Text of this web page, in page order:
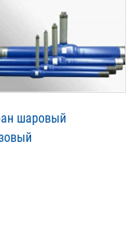
шаровый